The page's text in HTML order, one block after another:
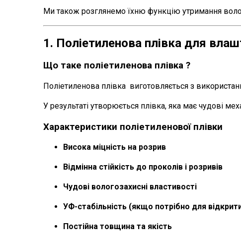
Ми також розглянемо їхню функцію утримання
1. Поліетиленова плівка для
Що таке поліетиленова плівка ?
Поліетиленова плівка виготовляється з
У результаті утворюється плівка, яка має чудові
Характеристики поліетиленової плівки
Висока міцність на розрив
Відмінна стійкість до проколів і розривів
Чудові вологозахисні властивості
УФ-стабільність (якщо потрібно для
Постійна товщина та якість